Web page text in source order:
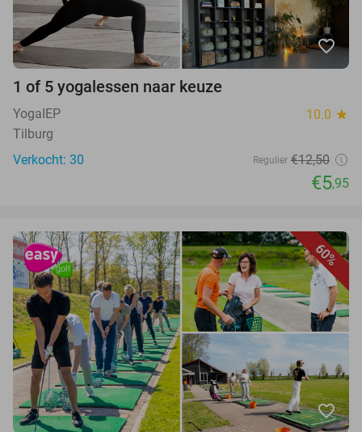
favorite_border
1 of 5 yogalessen naar keuze
YogaIEP 10.0 star
Tilburg
Verkocht: 30
Regulier €12,50
€5,95
60%
favorite_border